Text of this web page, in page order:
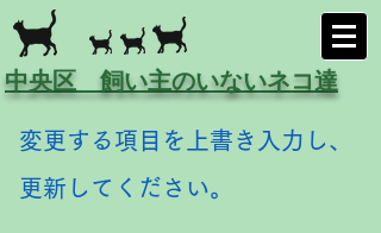
中央区 飼い主のいないネコ達
変更する項目を上書き入力し、
更新してください。